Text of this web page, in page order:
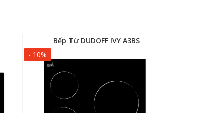
Bếp Từ DUDOFF IVY A3BS
- 10%